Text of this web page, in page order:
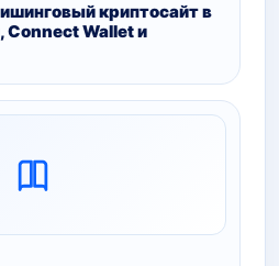
криптосайт в
Connect Wallet и